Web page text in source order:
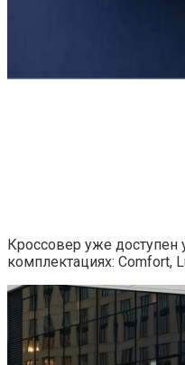
Кроссовер уже доступен
комплектациях: Comfort,